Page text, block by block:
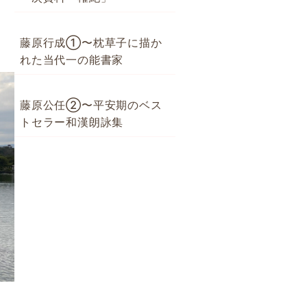
藤原行成①〜枕草子に描か
れた当代一の能書家
藤原公任②〜平安期のベス
トセラー和漢朗詠集